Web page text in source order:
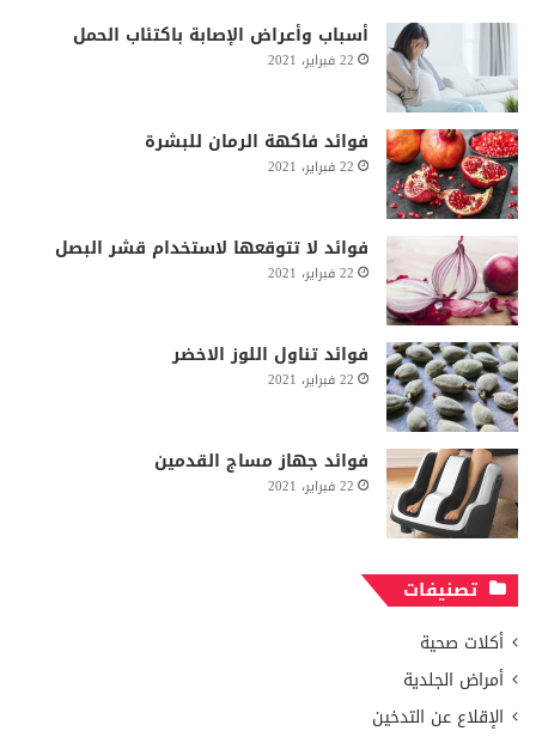
أسباب وأعراض الإصابة باكتئاب الحمل
22 فبراير، 2021
فوائد فاكهة الرمان للبشرة
22 فبراير، 2021
فوائد لا تتوقعها لاستخدام قشر البصل
22 فبراير، 2021
فوائد تناول اللوز الاخضر
22 فبراير، 2021
فوائد جهاز مساج القدمين
22 فبراير، 2021
تصنيفات
أكلات صحية
أمراض الجلدية
الإقلاع عن التدخين